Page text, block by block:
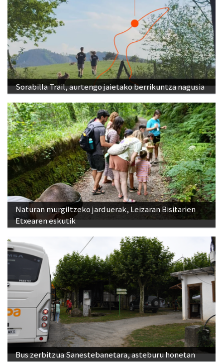
Sorabilla Trail, aurtengo jaietako berrikuntza nagusia
Naturan murgiltzeko jarduerak, Leizaran Bisitarien
Etxearen eskutik
Bus zerbitzua Sanestebanetara, asteburu honetan